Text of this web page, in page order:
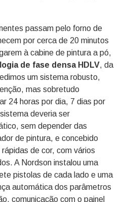
passam pelo forno de
por cerca de 20 minutos
à cabine de pintura a pó,
de fase densa HDLV, da
um sistema robusto,
mas sobretudo
24 horas por dia, 7 dias por
deveria ser
sem depender das
de pintura, e concebido
de cor, com vários
A Nordson instalou uma
pistolas de cada lado e uma
automática dos parâmetros
comunicação com o painel